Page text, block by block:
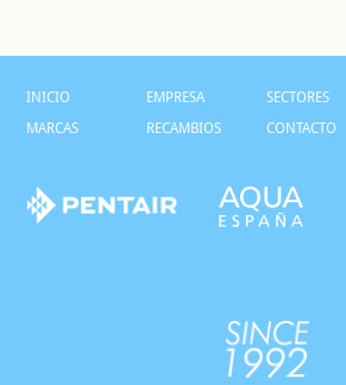
INICIO EMPRESA SECTORES
MARCAS
RECAMBIOS CONTACTO